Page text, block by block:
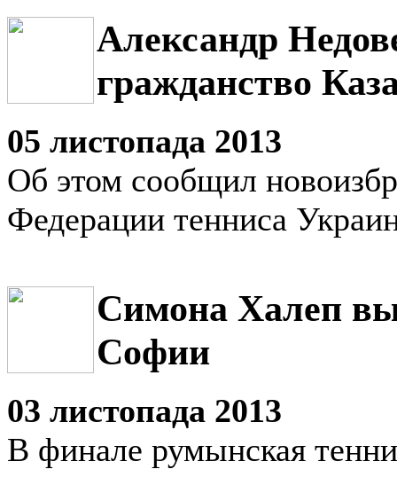
Александр
гражданство
05 листопада 2013
Об этом сообщил
Федерации тенниса
Симона Халеп
Софии
03 листопада 2013
В финале румынская